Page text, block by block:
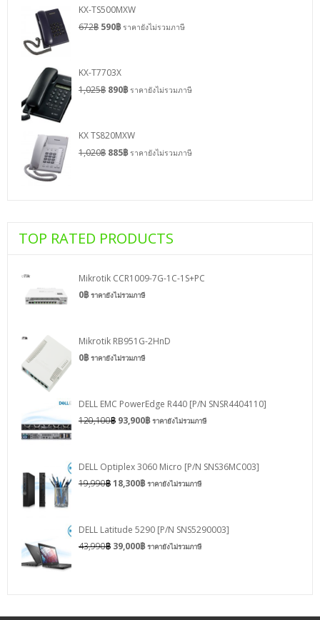
KX-TS500MXW
672฿ 590฿ ราคายังไม่รวมภาษี
KX-T7703X
1,025฿ 890฿ ราคายังไม่รวมภาษี
KX TS820MXW
1,020฿ 885฿ ราคายังไม่รวมภาษี
TOP RATED PRODUCTS
Mikrotik CCR1009-7G-1C-1S+PC
0฿ ราคายังไม่รวมภาษี
Mikrotik RB951G-2HnD
0฿ ราคายังไม่รวมภาษี
DELL EMC PowerEdge R440 [P/N SNSR4404110]
120,100฿ 93,900฿ ราคายังไม่รวมภาษี
DELL Optiplex 3060 Micro [P/N SNS36MC003]
19,990฿18,300฿ ราคายังไม่รวมภาษี
DELL Latitude 5290 [P/N SNS5290003]
43,990฿ 39,000฿ ราคายังไม่รวมภาษี